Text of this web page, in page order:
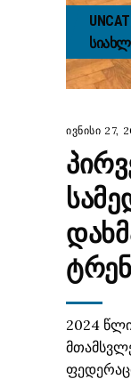
ივნისი 27,
2024